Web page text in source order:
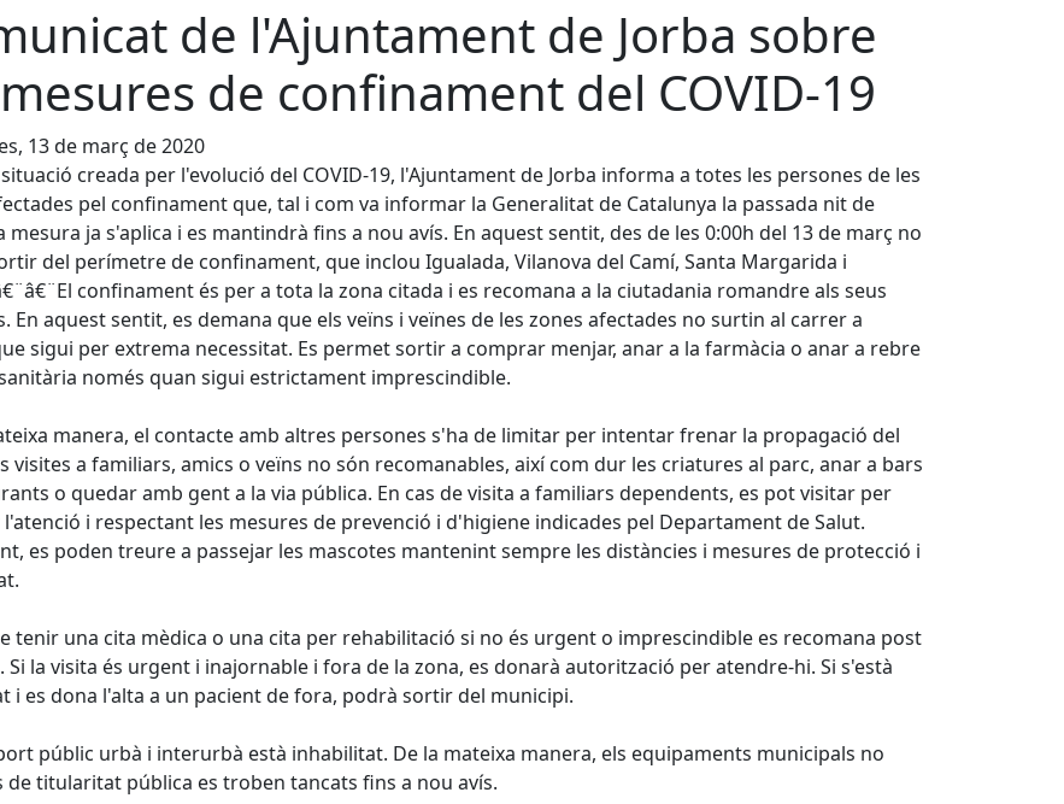
de l'Ajuntament de Jorba sobre
de confinament del COVID-19
13 de març de 2020
creada per l'evolució del COVID-19, l'Ajuntament de Jorba informa a totes les persones de les
pel confinament que, tal i com va informar la Generalitat de Catalunya la passada nit de
mesura ja s'aplica i es mantindrà fins a nou avís. En aquest sentit, des de les 0:00h del 13 de març no
del perímetre de confinament, que inclou Igualada, Vilanova del Camí, Santa Margarida i
confinament és per a tota la zona citada i es recomana a la ciutadania romandre als seus
En aquest sentit, es demana que els veïns i veïnes de les zones afectades no surtin al carrer a
sigui per extrema necessitat. Es permet sortir a comprar menjar, anar a la farmàcia o anar a rebre
només quan sigui estrictament imprescindible.
manera, el contacte amb altres persones s'ha de limitar per intentar frenar la propagació del
visites a familiars, amics o veïns no són recomanables, així com dur les criatures al parc, anar a bars
o quedar amb gent a la via pública. En cas de visita a familiars dependents, es pot visitar per
i respectant les mesures de prevenció i d'higiene indicades pel Departament de Salut.
es poden treure a passejar les mascotes mantenint sempre les distàncies i mesures de protecció i
tenir una cita mèdica o una cita per rehabilitació si no és urgent o imprescindible es recomana post
Si la visita és urgent i inajornable i fora de la zona, es donarà autorització per atendre-hi. Si s'està
i es dona l'alta a un pacient de fora, podrà sortir del municipi.
públic urbà i interurbà està inhabilitat. De la mateixa manera, els equipaments municipals no
de titularitat pública es troben tancats fins a nou avís.